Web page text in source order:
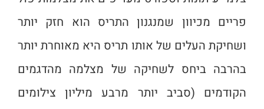
פריים מכיוון שמנגנון התריס הוא חזק יותר
ושחיקת העלים של אותו תריס היא מאוחרת יותר
בהרבה ביחס לשחיקה של מצלמה מהדגמים
הקודמים (סביב יותר מרבע מיליון צילומים